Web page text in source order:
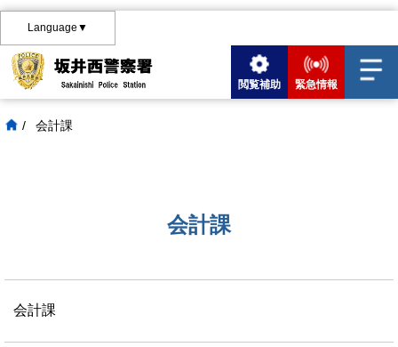
Language▼
閲覧補助 緊急情報
/ 会計課
会計課
会計課